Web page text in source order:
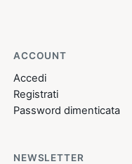
ACCOUNT
Accedi
Registrati
Password dimenticata
NEWSLETTER